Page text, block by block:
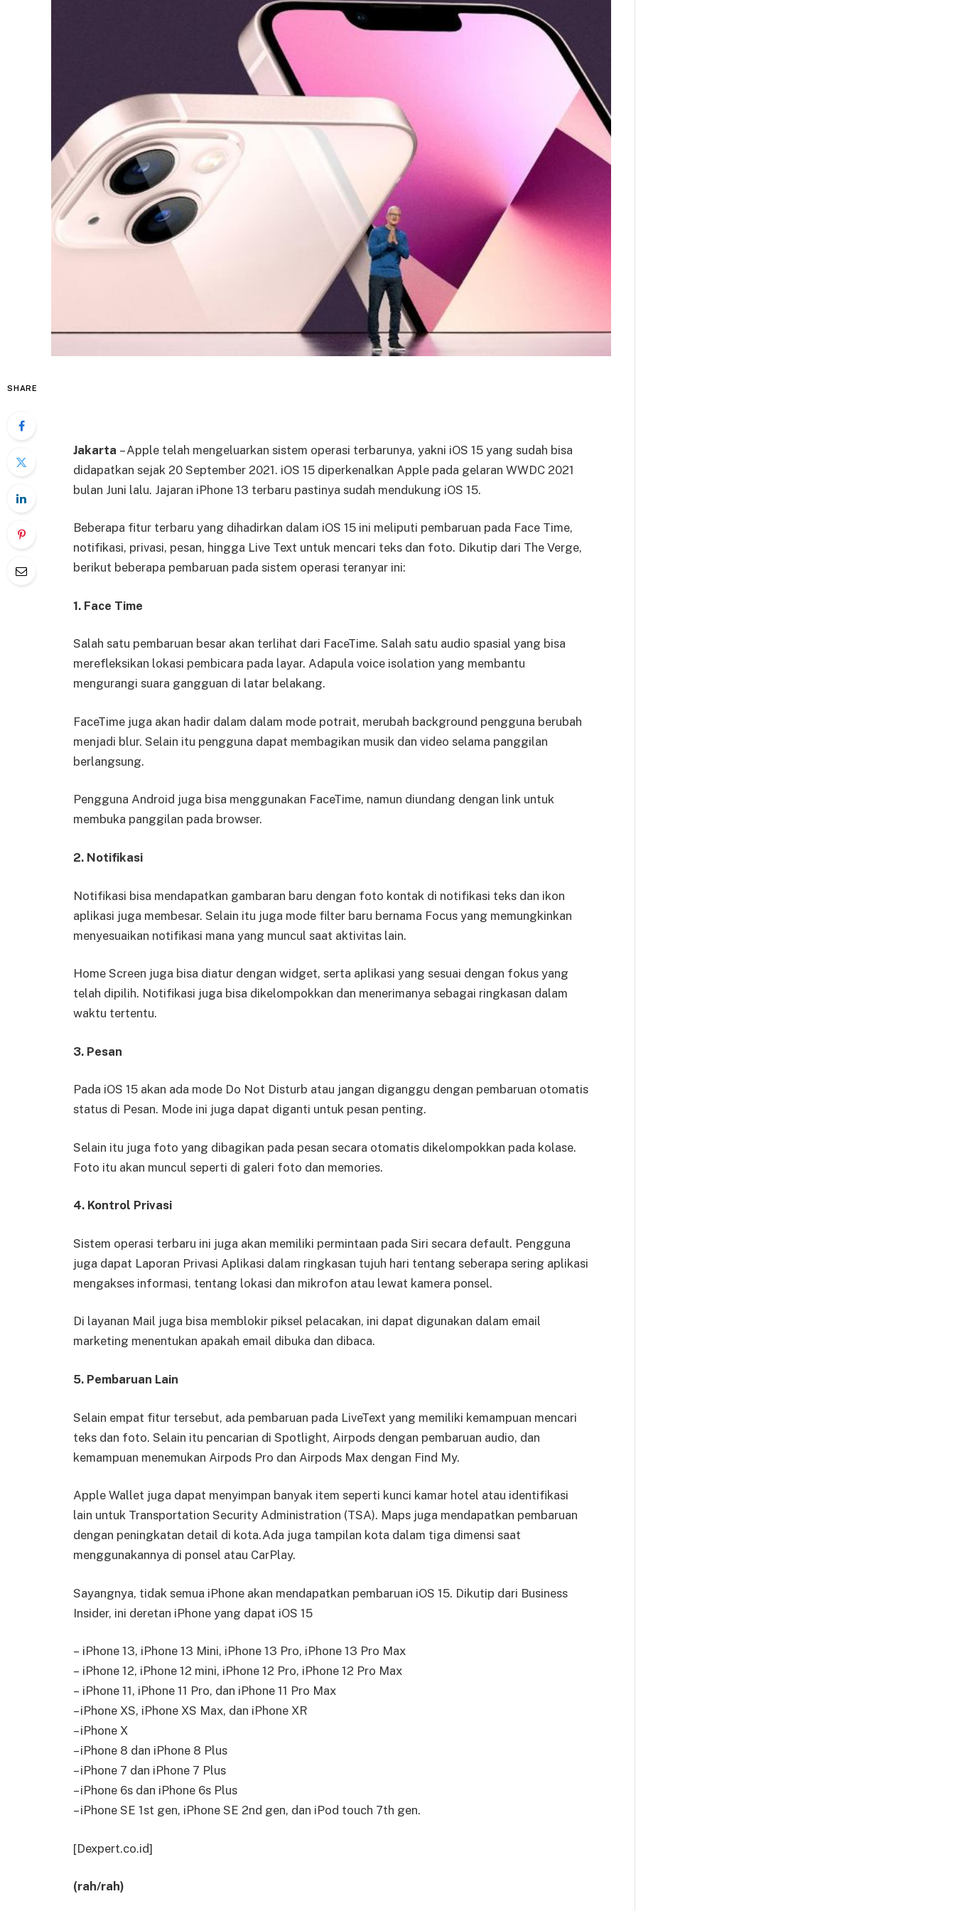
SHARE
Jakarta – Apple telah mengeluarkan sistem operasi terbarunya, yakni iOS 15 yang sudah bisa
didapatkan sejak 20 September 2021. iOS 15 diperkenalkan Apple pada gelaran WWDC 2021
bulan Juni lalu. Jajaran iPhone 13 terbaru pastinya sudah mendukung iOS 15.
Beberapa fitur terbaru yang dihadirkan dalam iOS 15 ini meliputi pembaruan pada Face Time,
notifikasi, privasi, pesan, hingga Live Text untuk mencari teks dan foto. Dikutip dari The Verge,
berikut beberapa pembaruan pada sistem operasi teranyar ini:
1. Face Time
Salah satu pembaruan besar akan terlihat dari FaceTime. Salah satu audio spasial yang bisa
merefleksikan lokasi pembicara pada layar. Adapula voice isolation yang membantu
mengurangi suara gangguan di latar belakang.
FaceTime juga akan hadir dalam dalam mode potrait, merubah background pengguna berubah
menjadi blur. Selain itu pengguna dapat membagikan musik dan video selama panggilan
berlangsung.
Pengguna Android juga bisa menggunakan FaceTime, namun diundang dengan link untuk
membuka panggilan pada browser.
2. Notifikasi
Notifikasi bisa mendapatkan gambaran baru dengan foto kontak di notifikasi teks dan ikon
aplikasi juga membesar. Selain itu juga mode filter baru bernama Focus yang memungkinkan
menyesuaikan notifikasi mana yang muncul saat aktivitas lain.
Home Screen juga bisa diatur dengan widget, serta aplikasi yang sesuai dengan fokus yang
telah dipilih. Notifikasi juga bisa dikelompokkan dan menerimanya sebagai ringkasan dalam
waktu tertentu.
3. Pesan
Pada iOS 15 akan ada mode Do Not Disturb atau jangan diganggu dengan pembaruan otomatis
status di Pesan. Mode ini juga dapat diganti untuk pesan penting.
Selain itu juga foto yang dibagikan pada pesan secara otomatis dikelompokkan pada kolase.
Foto itu akan muncul seperti di galeri foto dan memories.
4. Kontrol Privasi
Sistem operasi terbaru ini juga akan memiliki permintaan pada Siri secara default. Pengguna
juga dapat Laporan Privasi Aplikasi dalam ringkasan tujuh hari tentang seberapa sering aplikasi
mengakses informasi, tentang lokasi dan mikrofon atau lewat kamera ponsel.
Di layanan Mail juga bisa memblokir piksel pelacakan, ini dapat digunakan dalam email
marketing menentukan apakah email dibuka dan dibaca.
5. Pembaruan Lain
Selain empat fitur tersebut, ada pembaruan pada LiveText yang memiliki kemampuan mencari
teks dan foto. Selain itu pencarian di Spotlight, Airpods dengan pembaruan audio, dan
kemampuan menemukan Airpods Pro dan Airpods Max dengan Find My.
Apple Wallet juga dapat menyimpan banyak item seperti kunci kamar hotel atau identifikasi
lain untuk Transportation Security Administration (TSA). Maps juga mendapatkan pembaruan
dengan peningkatan detail di kota.Ada juga tampilan kota dalam tiga dimensi saat
menggunakannya di ponsel atau CarPlay.
Sayangnya, tidak semua iPhone akan mendapatkan pembaruan iOS 15. Dikutip dari Business
Insider, ini deretan iPhone yang dapat iOS 15
– iPhone 13, iPhone 13 Mini, iPhone 13 Pro, iPhone 13 Pro Max
– iPhone 12, iPhone 12 mini, iPhone 12 Pro, iPhone 12 Pro Max
– iPhone 11, iPhone 11 Pro, dan iPhone 11 Pro Max
– iPhone XS, iPhone XS Max, dan iPhone XR
– iPhone X
– iPhone 8 dan iPhone 8 Plus
– iPhone 7 dan iPhone 7 Plus
– iPhone 6s dan iPhone 6s Plus
– iPhone SE 1st gen, iPhone SE 2nd gen, dan iPod touch 7th gen.
[Dexpert.co.id]
(rah/rah)